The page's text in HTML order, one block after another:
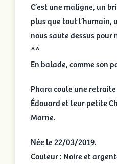
C’est une maligne, un
plus que tout l’humain,
nous saute dessus pour
^^
En balade, comme son
Phara coule une
Édouard et leur petite
Marne.
Née le 22/03/2019.
Couleur : Noire et